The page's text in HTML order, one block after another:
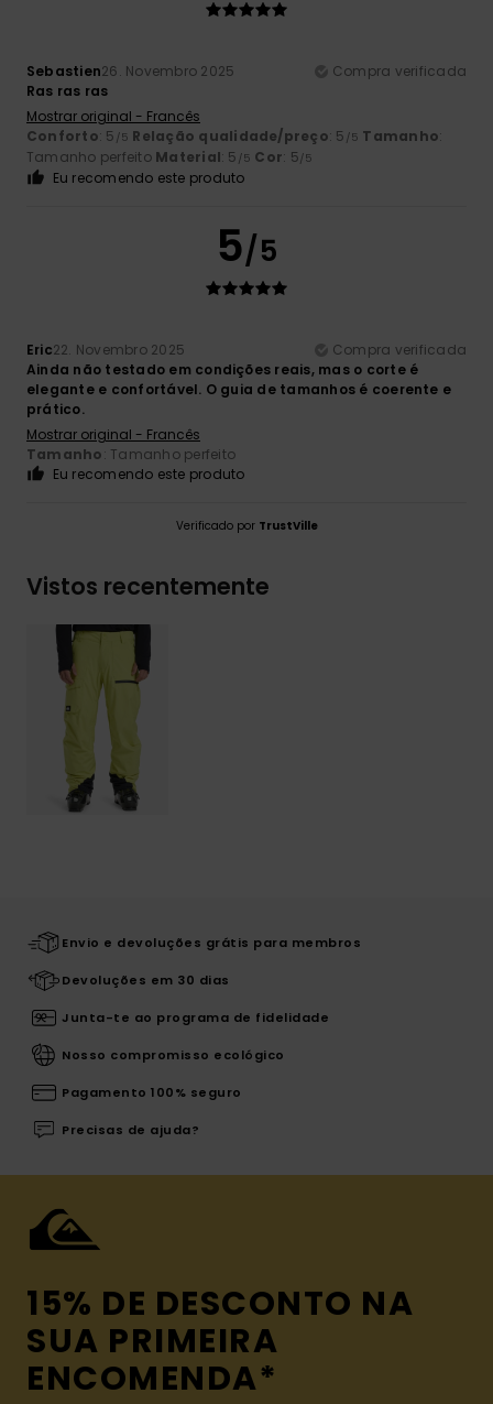
Sebastien26. Novembro 2025
Compra verificada
Ras ras ras
Mostrar original - Francês
Conforto: 5 /5 Relação qualidade/preço: 5 /5 Tamanho:
Tamanho perfeito Material: 5 /5 Cor: 5/5
Eu recomendo este produto
5/5
Eric22. Novembro 2025
Compra verificada
Ainda não testado em condições reais, mas o corte é
elegante e confortável. O guia de tamanhos é coerente e
prático.
Mostrar original - Francês
Tamanho: Tamanho perfeito
Eu recomendo este produto
Verificado por TrustVille
Vistos recentemente
Envio e devoluções grátis para membros
Devoluções em 30 dias
Junta-te ao programa de fidelidade
Nosso compromisso ecológico
Pagamento 100% seguro
Precisas de ajuda?
15% DE DESCONTO NA
SUA PRIMEIRA
ENCOMENDA*